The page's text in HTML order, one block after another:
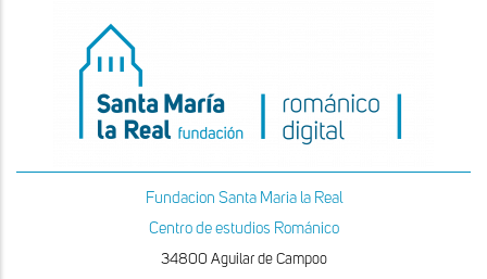
Fundacion Santa Maria la Real
Centro de estudios Románico
34800 Aguilar de Campoo